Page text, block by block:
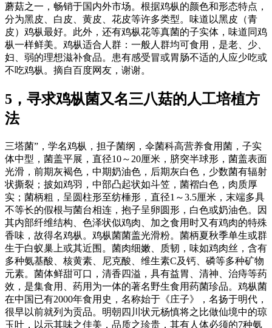
蘑菇之一，畅销于国内外市场。根据鸡枞的颜色和形态特点，
分为黑皮、白皮、黄皮、花皮等许多类型。味道以黑皮（青
皮）鸡枞最好。此外，还有鸡枞花等真菌的子实体，味道同鸡
枞一样鲜美。鸡枞适合人群：一般人群均可食用，是老、少、
妇、弱的理想滋补食品。患有感受冒或胃肠不适的人应少吃或
不吃鸡枞。摘自百度网友，谢谢。
5，寻求鸡枞菌又名三八菇的人工培植方
法
三塔菌”，学名鸡枞，担子菌纲，伞菌科高营养食用菌，子实
体中型，菌盖平展，直径10～20厘米，脐突半球形，菌盖表面
光滑，前期灰褐色，中期奶油色，后期灰白色，少数菌有辐射
状撕裂；披如鸡羽，中部凸起状如斗笠，菌褶白色，肉质厚
实；菌柄粗，呈圆柱形至纺棰形，直径1～3.5厘米，末端多具
不等长的假根与菌台相连，抱子呈卵圆形，白色或奶油色。因
其内部纤维结构、色泽状似鸡肉、加之食用时又有鸡肉的特殊
香味，故得名鸡枞。鸡枞菌菌盖光滑粉。菌柄夏秋季单生或群
生于白蚁巢上或其近围。菌肉细嫩、质韧，味如鸡肉丝，含有
多种氨基酸、核黄素、尼克酸、维生素C及钙、磷等多种矿物
元素。菌体鲜甜可口，清香四溢，具有益胃、清神、治痔等药
效，是集食用、药用为一体的著名野生食用药菌珍品。鸡枞菌
在中国已有2000年食用史，名称始于《庄子》，名扬于明代，
很早以前就列为贡品。明朝四川状元杨慎将之比做仙境中的琼
玉叶，以示其味之佳美，品质之珍贵，其有人体必须的7种氨